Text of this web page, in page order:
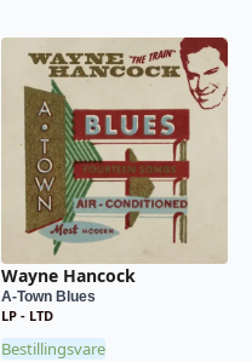
Wayne Hancock
A-Town Blues
LP - LTD
Bestillingsvare